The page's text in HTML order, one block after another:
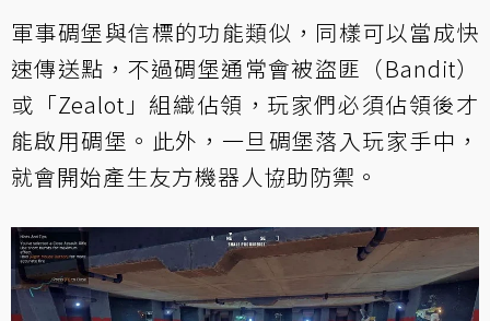
軍事碉堡與信標的功能類似，同樣可以當成快
速傳送點，不過碉堡通常會被盜匪（Bandit）
或「Zealot」組織佔領，玩家們必須佔領後才
能啟用碉堡。此外，一旦碉堡落入玩家手中，
就會開始產生友方機器人協助防禦。